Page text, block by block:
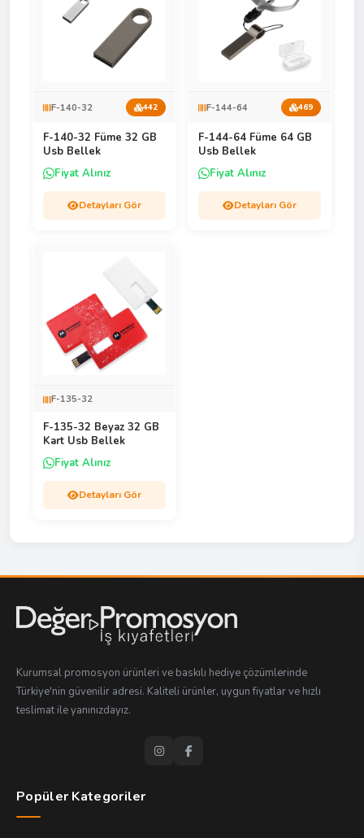
F-140-32 442
F-140-32 Füme 32 GB
Usb Bellek
Fiyat Alınız
Detayları Gör
F-144-64 469
F-144-64 Füme 64 GB
Usb Bellek
Fiyat Alınız
Detayları Gör
F-135-32
F-135-32 Beyaz 32 GB
Kart Usb Bellek
Fiyat Alınız
Detayları Gör
Kurumsal promosyon ürünleri ve baskılı hediye çözümlerinde
Türkiye'nin güvenilir adresi. Kaliteli ürünler, uygun fiyatlar ve hızlı
teslimat ile yanınızdayız.
Popüler Kategoriler